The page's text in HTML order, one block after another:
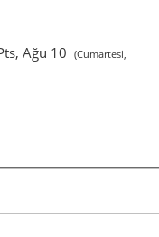
Ağu 10 (Cumartesi,